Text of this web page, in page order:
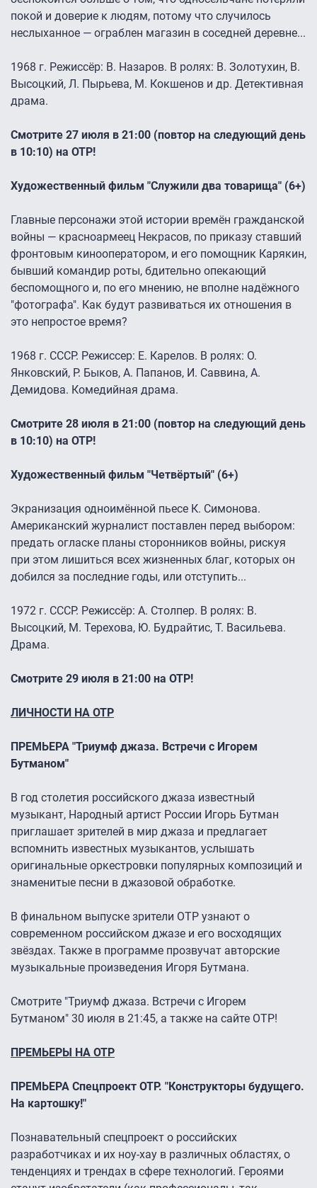
покой и доверие к людям, потому что случилось
неслыханное — ограблен магазин в соседней деревне...
1968 г. Режиссёр: В. Назаров. В ролях: В. Золотухин, В.
Высоцкий, Л. Пырьева, М. Кокшенов и др. Детективная
драма.
Смотрите 27 июля в 21:00 (повтор на следующий день
в 10:10) на ОТР!
Художественный фильм "Служили два товарища" (6+)
Главные персонажи этой истории времён гражданской
войны — красноармеец Некрасов, по приказу ставший
фронтовым кинооператором, и его помощник Карякин,
бывший командир роты, бдительно опекающий
беспомощного и, по его мнению, не вполне надёжного
"фотографа". Как будут развиваться их отношения в
это непростое время?
1968 г. СССР. Режиссер: Е. Карелов. В ролях: О.
Янковский, Р. Быков, А. Папанов, И. Саввина, А.
Демидова. Комедийная драма.
Смотрите 28 июля в 21:00 (повтор на следующий день
в 10:10) на ОТР!
Художественный фильм "Четвёртый" (6+)
Экранизация одноимённой пьесе К. Симонова.
Американский журналист поставлен перед выбором:
предать огласке планы сторонников войны, рискуя
при этом лишиться всех жизненных благ, которых он
добился за последние годы, или отступить...
1972 г. СССР. Режиссёр: А. Столпер. В ролях: В.
Высоцкий, М. Терехова, Ю. Будрайтис, Т. Васильева.
Драма.
Смотрите 29 июля в 21:00 на ОТР!
ЛИЧНОСТИ НА ОТР
ПРЕМЬЕРА "Триумф джаза. Встречи с Игорем
Бутманом"
В год столетия российского джаза известный
музыкант, Народный артист России Игорь Бутман
приглашает зрителей в мир джаза и предлагает
вспомнить известных музыкантов, услышать
оригинальные оркестровки популярных композиций и
знаменитые песни в джазовой обработке.
В финальном выпуске зрители ОТР узнают о
современном российском джазе и его восходящих
звёздах. Также в программе прозвучат авторские
музыкальные произведения Игоря Бутмана.
Смотрите "Триумф джаза. Встречи с Игорем
Бутманом" 30 июля в 21:45, а также на сайте ОТР!
ПРЕМЬЕРЫ НА ОТР
ПРЕМЬЕРА Спецпроект ОТР. "Конструкторы будущего.
На картошку!"
Познавательный спецпроект о российских
разработчиках и их ноу-хау в различных областях, о
тенденциях и трендах в сфере технологий. Героями